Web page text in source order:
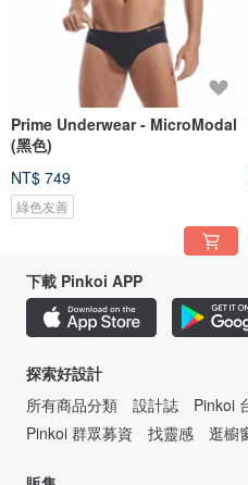
Prime Underwear - MicroModal
(黑色)
NT$ 749
綠色友善
下載 Pinkoi APP
探索好設計
所有商品分類
設計誌 Pinkoi
Pinkoi 群眾募資
找靈感 逛櫥